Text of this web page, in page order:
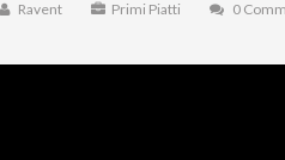
Ravent Primi Piatti 0